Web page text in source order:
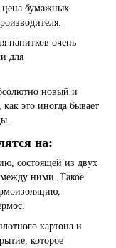
цена бумажных
напитков очень
для
новый и
это иногда бывает
на:
состоящей из двух
между ними. Такое
картона и
которое